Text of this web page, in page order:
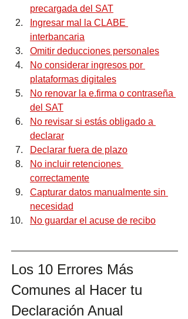
precargada del SAT
Ingresar mal la CLABE
interbancaria
Omitir deducciones personales
No considerar ingresos por
plataformas digitales
No renovar la e.firma o contraseña
del SAT
No revisar si estás obligado a
declarar
Declarar fuera de plazo
No incluir retenciones
correctamente
Capturar datos manualmente sin
necesidad
No guardar el acuse de recibo
Los 10 Errores Más
Comunes al Hacer tu
Declaración Anual